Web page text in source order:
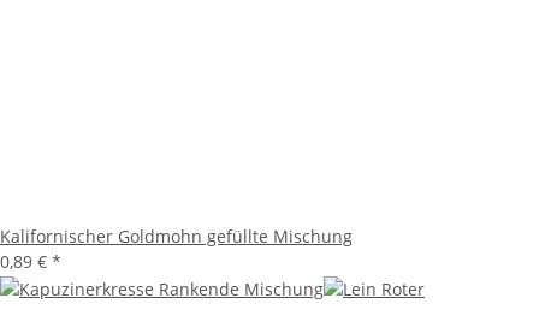
Kalifornischer Goldmohn gefüllte Mischung
0,89 € *